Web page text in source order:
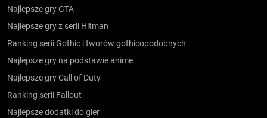
Najlepsze gry GTA
Najlepsze gry z serii Hitman
Ranking serii Gothic i tworów gothicopodobnych
Najlepsze gry na podstawie anime
Najlepsze gry Call of Duty
Ranking serii Fallout
Najlepsze dodatki do gier